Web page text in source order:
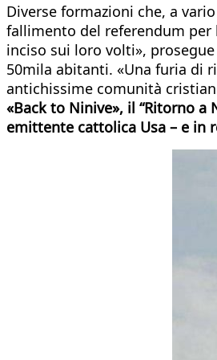
Diverse formazioni che, a
fallimento del referendum per
inciso sui loro volti»,
50mila abitanti. «Una furia di
antichissime comunità
«Back to Ninive», il “Ritorno
emittente cattolica Usa – e in